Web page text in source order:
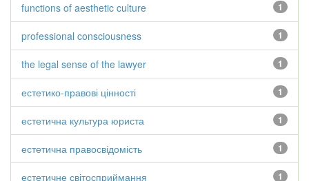
1
functions of aesthetic culture
1
professional consciousness
1
the legal sense of the lawyer
1
естетико-правові цінності
1
естетична культура юриста
1
естетична правосвідомість
1
естетичне світосприймання